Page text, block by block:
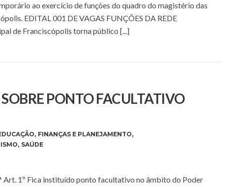
ao exercício de funções do quadro do magistério das
EDITAL 001 DE VAGAS FUNÇÕES DA REDE
de Franciscópolis torna público [...]
PONTO FACULTATIVO
, FINANÇAS E PLANEJAMENTO,
, SAÚDE
1º Fica instituído ponto facultativo no âmbito do Poder